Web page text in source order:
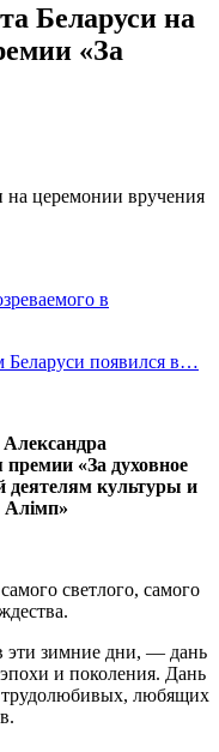
Беларуси на
«За
в
появился в…
«За духовное
деятелям культуры и
Алiмп»
светлого, самого
эти зимние дни, — дань
и поколения. Дань
любящих